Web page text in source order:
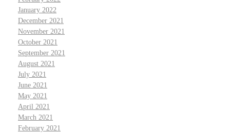
January 2022
December 2021
November 2021
October 2021
September 2021
August 2021
July 2021
June 2021
May 2021
April 2021
March 2021
February 2021